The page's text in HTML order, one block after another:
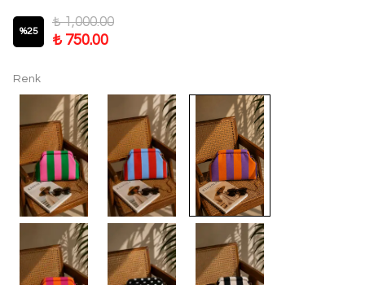
%25
₺ 1,000.00
₺ 750.00
Renk